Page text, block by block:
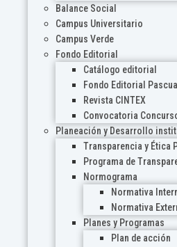
Balance Social
Campus Universitario
Campus Verde
Fondo Editorial
Catálogo editorial
Fondo Editorial
Revista CINTEX
Convocatoria
Planeación y Desarrollo
Transparencia y Ética
Programa de
Normograma
Normativa
Normativa
Planes y Programas
Plan de acción